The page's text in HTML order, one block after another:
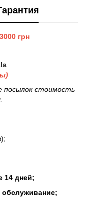
грн
посылок стоимость
14 дней;
обслуживание;